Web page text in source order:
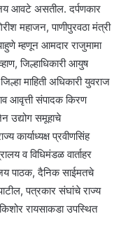
आवटे असतील. दर्पणकार
महाजन, पाणीपुरवठा मंत्री
म्हणून आमदार राजुमामा
जिल्हाधिकारी आयुष
माहिती अधिकारी युवराज
आवृत्ती संपादक किरण
उद्योग समूहाचे
कार्याध्यक्ष प्रवीणसिंह
व विधिमंडळ वार्ताहर
पाठक, दैनिक साईमतचे
पत्रकार संघांचे राज्य
रायसाकडा उपस्थित